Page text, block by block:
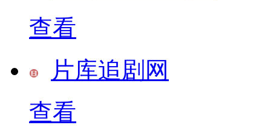
查看
片库追剧网
查看